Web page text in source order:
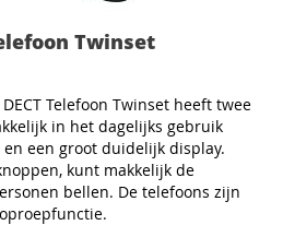
Twinset
Telefoon Twinset heeft twee
in het dagelijks gebruik
een groot duidelijk display.
kunt makkelijk de
bellen. De telefoons zijn